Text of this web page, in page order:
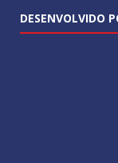
DESENVOLVIDO